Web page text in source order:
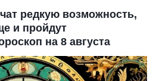
редкую возможность,
и пройдут
на 8 августа